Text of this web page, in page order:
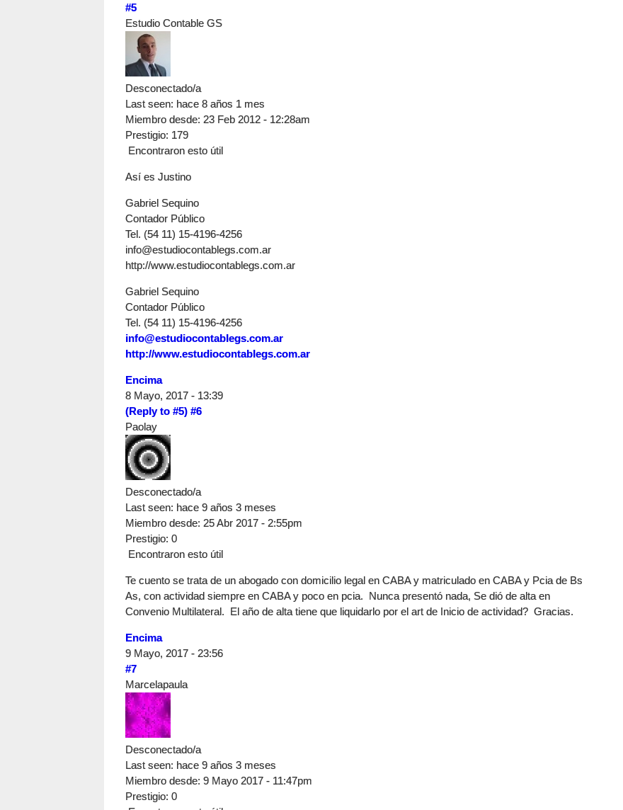
#5
Estudio Contable GS
Desconectado/a
Last seen: hace 8 años 1 mes
Miembro desde: 23 Feb 2012 - 12:28am
Prestigio: 179
Encontraron esto útil
Así es Justino
Gabriel Sequino
Contador Público
Tel. (54 11) 15-4196-4256
info@estudiocontablegs.com.ar
http://www.estudiocontablegs.com.ar
Gabriel Sequino
Contador Público
Tel. (54 11) 15-4196-4256
info@estudiocontablegs.com.ar
http://www.estudiocontablegs.com.ar
Encima
8 Mayo, 2017 - 13:39
(Reply to #5) #6
Paolay
Desconectado/a
Last seen: hace 9 años 3 meses
Miembro desde: 25 Abr 2017 - 2:55pm
Prestigio: 0
Encontraron esto útil
Te cuento se trata de un abogado con domicilio legal en CABA y matriculado en CABA y Pcia de Bs
As, con actividad siempre en CABA y poco en pcia. Nunca presentó nada, Se dió de alta en
Convenio Multilateral. El año de alta tiene que liquidarlo por el art de Inicio de actividad? Gracias.
Encima
9 Mayo, 2017 - 23:56
#7
Marcelapaula
Desconectado/a
Last seen: hace 9 años 3 meses
Miembro desde: 9 Mayo 2017 - 11:47pm
Prestigio: 0